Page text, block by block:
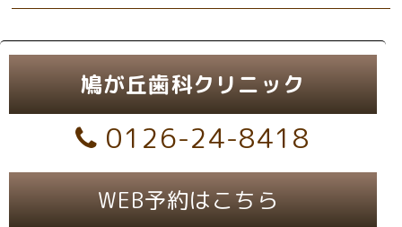
鳩が丘歯科クリニック
0126-24-8418
WEB予約はこちら